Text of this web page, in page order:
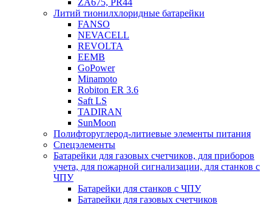
ZA675, PR44
Литий тионилхлоридные батарейки
FANSO
NEVACELL
REVOLTA
EEMB
GoPower
Minamoto
Robiton ER 3.6
Saft LS
TADIRAN
SunMoon
Полифторуглерод-литиевые элементы питания
Спецэлементы
Батарейки для газовых счетчиков, для приборов
учета, для пожарной сигнализации, для станков с
ЧПУ
Батарейки для станков с ЧПУ
Батарейки для газовых счетчиков